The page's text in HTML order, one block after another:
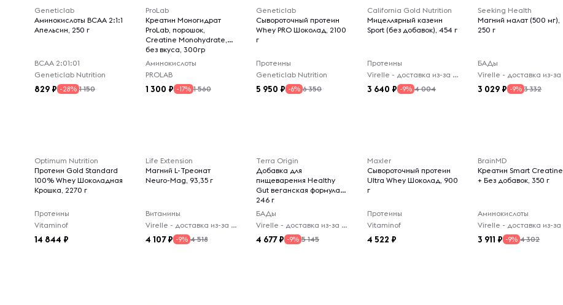
Geneticlab
Аминокислоты BCAA 2:1:1
Апельсин, 250 г
ВСАА 2:01:01
Geneticlab Nutrition
829 -28% 1 150
ProLab
Креатин Моногидрат
ProLab, порошок,
Creatine Monohydrate,
без вкуса, 300гр
Аминокислоты
PROLAB
1 300 -17% 1 560
Geneticlab
Сывороточный протеин
Whey PRO Шоколад, 2100
г
Протеины
Geneticlab Nutrition
5 950 -6% 6 350
California Gold Nutrition
Мицеллярный казеин
Sport (без добавок), 454 г
Протеины
Virelle - доставка из-за рубежа
3 640 -9% 4 004
Seeking Health
Магний малат (500 мг),
250 г
БАДы
3 029 -9% 3 332
Optimum Nutrition
Протеин Gold Standard
100% Whey Шоколадная
Крошка, 2270 г
Протеины
Vitaminof
14 844
Life Extension
Магний L-Треонат
Neuro-Mag, 93,35 г
Витамины
Virelle - доставка из-за рубежа
4 107 -9% 4 518
Terra Origin
Добавка для
пищеварения Healthy
Gut веганская формула,
246 г
БАДы
Virelle - доставка из-за рубежа
4 677 -9% 5 145
Maxler
Сывороточный протеин
Ultra Whey Шоколад, 900
г
Протеины
Vitaminof
4 522
BrainMD
Креатин Smart Creatine
+ Без добавок, 350 г
Аминокислоты
3 911 -9% 4 302